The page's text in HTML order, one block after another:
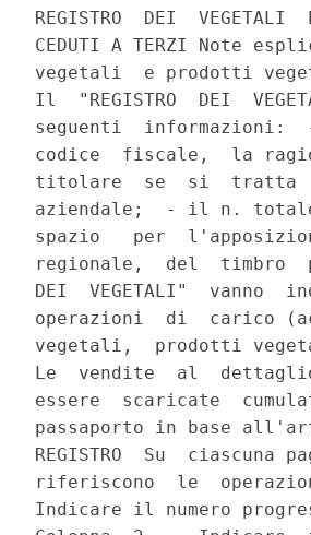
REGISTRO  DEI  VEGETALI
CEDUTI A TERZI Note
vegetali  e prodotti
Il  "REGISTRO  DEI
seguenti
codice  fiscale,  la
titolare  se  si  tratta
aziendale;  - il n. totale
spazio   per
regionale,  del  timbro
DEI  VEGETALI"
operazioni  di  carico
vegetali,  prodotti
Le  vendite  al
essere  scaricate
passaporto in base
REGISTRO  Su
riferiscono  le
Indicare il numero